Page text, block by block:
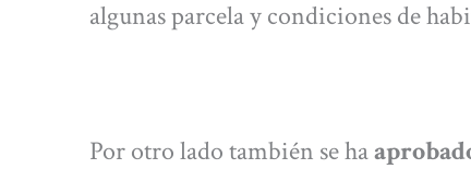
algunas parcela y condiciones de
Por otro lado también se ha